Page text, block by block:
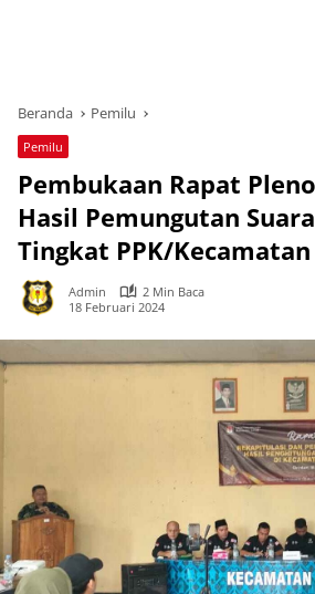
Beranda Pemilu
Pemilu
Pembukaan Rapat
Hasil Pemungutan
Tingkat PPK/
Admin
2 Min Baca
18 Februari 2024